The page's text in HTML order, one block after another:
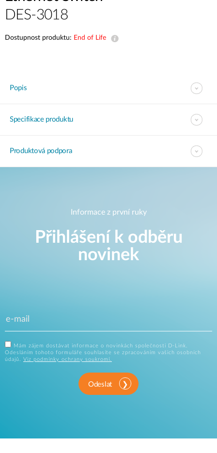
DES-3018
Dostupnost produktu: End of Life
Popis
Specifikace produktu
Produktová podpora
Informace z první ruky
Přihlášení k odběru
novinek
Mám zájem dostávat informace o novinkách společnosti D-Link.
Odesláním tohoto formuláře souhlasíte se zpracováním vašich osobních
údajů. Viz podmínky ochrany soukromí.
Odeslat